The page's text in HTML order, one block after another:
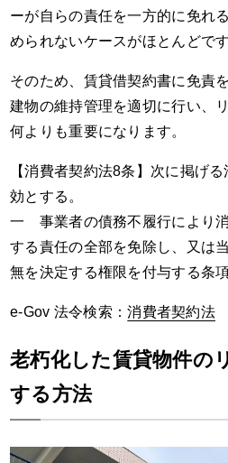
ーが自らの責任を一方的に免れ
められないケースがほとんどです
そのため、賃貸借契約書に免責
建物の維持管理を適切に行い、
何よりも重要になります。
【消費者契約法8条】次に掲げ
効とする。
一 事業者の債務不履行により
する責任の全部を免除し、又は
無を決定する権限を付与する条
e-Gov 法令検索：消費者契約法
老朽化した賃貸物件の
する方法